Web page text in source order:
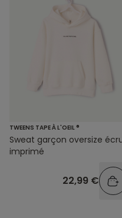
TWEENS TAPE À L'OEIL ®
Sweat garçon oversize
imprimé
22,99 €